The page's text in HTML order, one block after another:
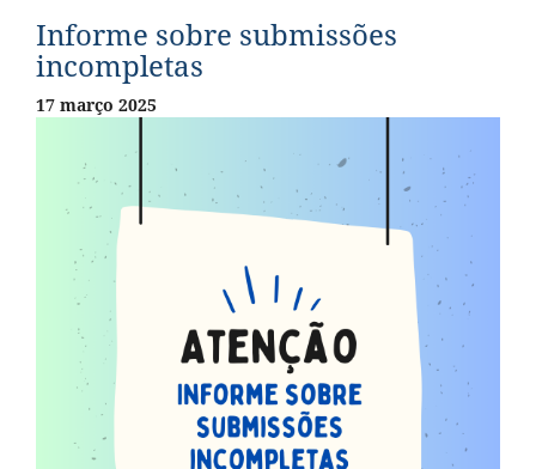
Informe sobre submissões
incompletas
17 março 2025